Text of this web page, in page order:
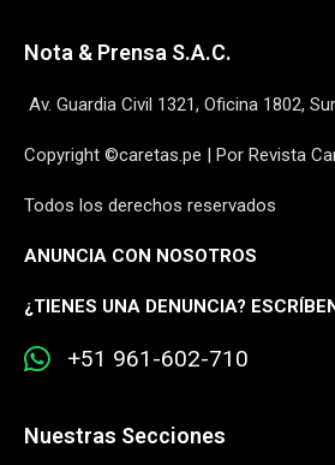
Nota & Prensa S.A.C.
Av. Guardia Civil 1321, Oficina 1802,
Copyright ©caretas.pe | Por Revista
Todos los derechos reservados
ANUNCIA CON NOSOTROS
¿TIENES UNA DENUNCIA?
+51 961-602-710
Nuestras Secciones